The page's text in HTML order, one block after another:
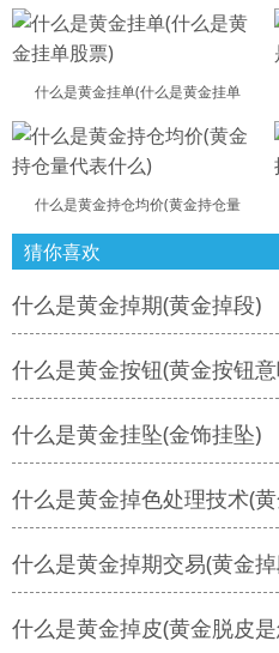
什么是黄金挂单(什么是黄金挂单
什么是黄金持仓均价(黄金持仓量
猜你喜欢
什么是黄金掉期(黄金掉段)
什么是黄金按钮(黄金按钮
什么是黄金挂坠(金饰挂坠)
什么是黄金掉色处理技术(
什么是黄金掉期交易(黄金
什么是黄金掉皮(黄金脱皮